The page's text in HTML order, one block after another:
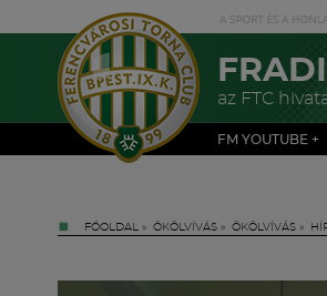
az FTC
FM YOUTUBE +
FŐOLDAL » ÖKÖLVÍVÁS » ÖKÖLVÍVÁS »